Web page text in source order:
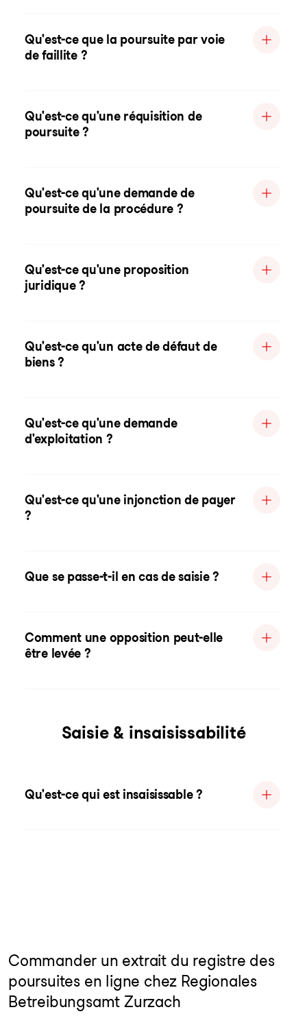
Qu'est-ce que la poursuite par voie
de faillite ?
Qu'est-ce qu'une réquisition de
poursuite ?
Qu'est-ce qu'une demande de
poursuite de la procédure ?
Qu'est-ce qu'une proposition
juridique ?
Qu'est-ce qu'un acte de défaut de
biens ?
Qu'est-ce qu'une demande
d'exploitation ?
Qu'est-ce qu'une injonction de payer
?
Que se passe-t-il en cas de saisie ?
Comment une opposition peut-elle
être levée ?
Saisie & insaisissabilité
Qu'est-ce qui est insaisissable ?
Commander un extrait du registre des
poursuites en ligne chez Regionales
Betreibungsamt Zurzach